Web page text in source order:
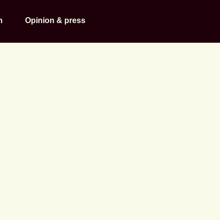
Opinion & press